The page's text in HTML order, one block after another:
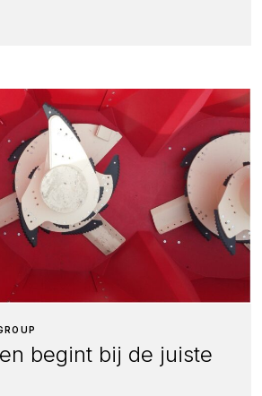
begint bij de juiste